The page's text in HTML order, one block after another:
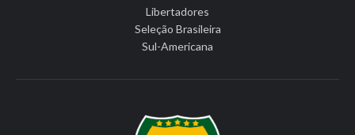
Libertadores
Seleção Brasileira
Sul-Americana